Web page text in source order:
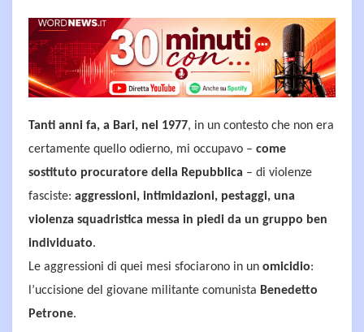
Tanti anni fa, a Bari, nel 1977, in un contesto che non era
certamente quello odierno, mi occupavo – come
sostituto procuratore della Repubblica – di violenze
fasciste: aggressioni, intimidazioni, pestaggi, una
violenza squadristica messa in piedi da un gruppo ben
individuato.
Le aggressioni di quei mesi sfociarono in un omicidio:
l’uccisione del giovane militante comunista Benedetto
Petrone.